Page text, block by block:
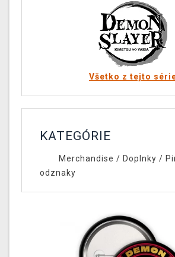
Všetko z tejto
KATEGÓRIE
Merchandise / Doplnky /
odznaky